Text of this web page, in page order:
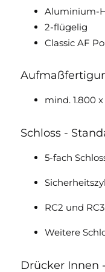
Aluminium-
2-flügelig
Classic AF
mind. 1.800 x
Schloss -
5-fach
RC2 und
Weitere
Drücker Innen